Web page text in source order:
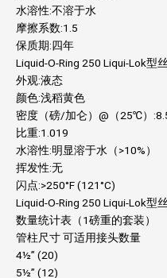
水溶性:不溶于水
摩擦系数:1.5
保质期:四年
Liquid-O-Ring 250 Liqui-Lok型
外观:液态
颜色:浅稻黄色
密度（磅/加仑）@（25℃）
比重:1.019
水溶性:明显溶于水（>10%）
挥发性:无
闪点:>250°F (121°C)
Liquid-O-Ring 250 Liqui-Lok
数量统计表（1磅重的套装）
管柱尺寸 可适用接头数量
4½” (20)
5½” (12)